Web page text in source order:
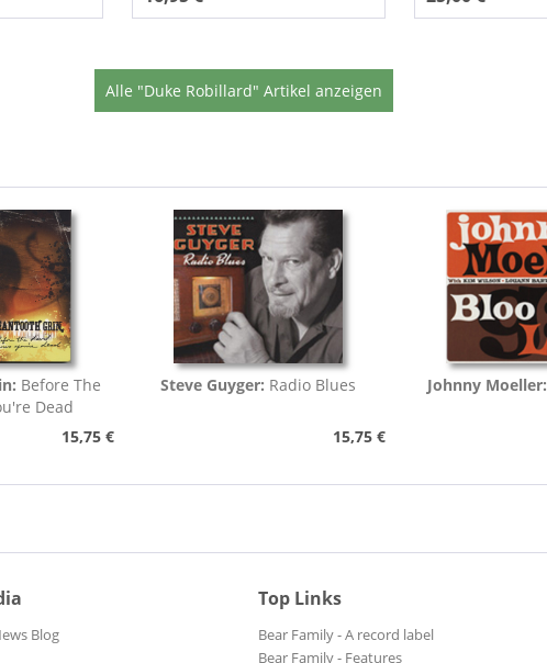
Alle "Duke Robillard" Artikel anzeigen
Before The
Dead
15,75 €
Steve Guyger: Radio Blues
15,75 €
Johnny Moeller:
Blog
Top Links
Bear Family - A record label
Bear Family - Features